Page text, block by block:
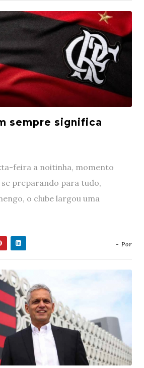
sempre significa
feira a noitinha, momento
preparando para tudo,
o clube largou uma
- Por